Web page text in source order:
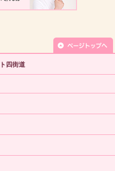
四街道